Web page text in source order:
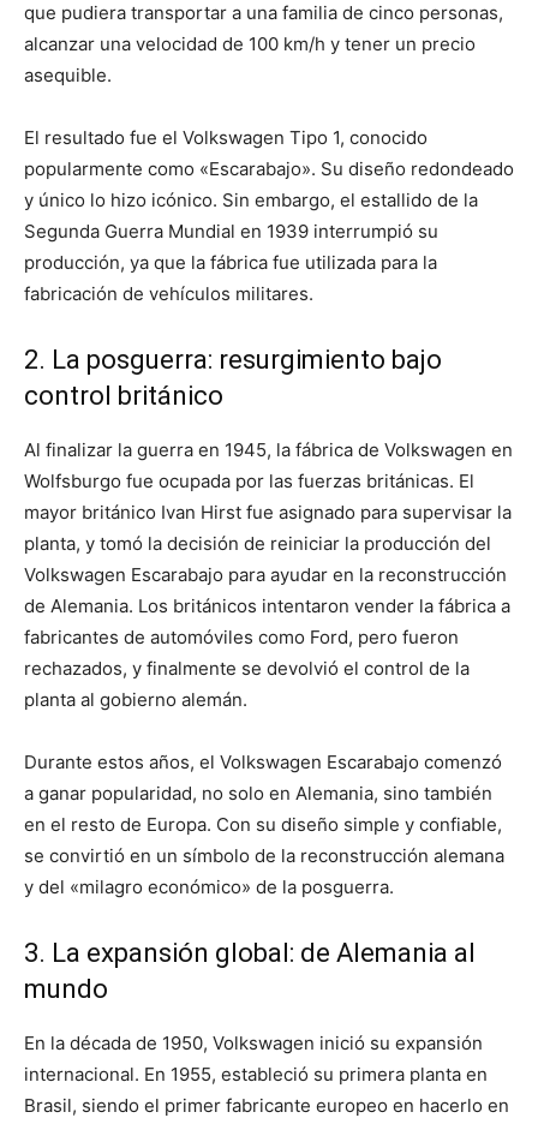
que pudiera transportar a una familia de cinco personas,
alcanzar una velocidad de 100 km/h y tener un precio
asequible.
El resultado fue el Volkswagen Tipo 1, conocido
popularmente como «Escarabajo». Su diseño redondeado
y único lo hizo icónico. Sin embargo, el estallido de la
Segunda Guerra Mundial en 1939 interrumpió su
producción, ya que la fábrica fue utilizada para la
fabricación de vehículos militares.
2. La posguerra: resurgimiento bajo
control británico
Al finalizar la guerra en 1945, la fábrica de Volkswagen en
Wolfsburgo fue ocupada por las fuerzas británicas. El
mayor británico Ivan Hirst fue asignado para supervisar la
planta, y tomó la decisión de reiniciar la producción del
Volkswagen Escarabajo para ayudar en la reconstrucción
de Alemania. Los británicos intentaron vender la fábrica a
fabricantes de automóviles como Ford, pero fueron
rechazados, y finalmente se devolvió el control de la
planta al gobierno alemán.
Durante estos años, el Volkswagen Escarabajo comenzó
a ganar popularidad, no solo en Alemania, sino también
en el resto de Europa. Con su diseño simple y confiable,
se convirtió en un símbolo de la reconstrucción alemana
y del «milagro económico» de la posguerra.
3. La expansión global: de Alemania al
mundo
En la década de 1950, Volkswagen inició su expansión
internacional. En 1955, estableció su primera planta en
Brasil, siendo el primer fabricante europeo en hacerlo en